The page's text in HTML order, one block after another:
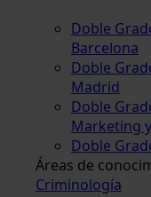
Doble
Barcelona
Doble
Madrid
Doble
Marketing
Doble
Áreas de
Criminología